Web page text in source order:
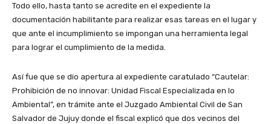
Todo ello, hasta tanto se acredite en el expediente la
documentación habilitante para realizar esas tareas en el lugar y
que ante el incumplimiento se impongan una herramienta legal
para lograr el cumplimiento de la medida.
Así fue que se dio apertura al expediente caratulado “Cautelar:
Prohibición de no innovar: Unidad Fiscal Especializada en lo
Ambiental”, en trámite ante el Juzgado Ambiental Civil de San
Salvador de Jujuy donde el fiscal explicó que dos vecinos del